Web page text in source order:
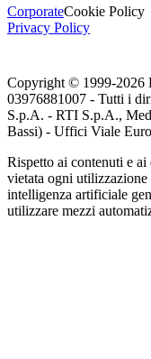
CorporateCookie Policy
Privacy Policy
Copyright © 1999-2026
03976881007 - Tutti i
S.p.A. - RTI S.p.A.,
Bassi) - Uffici Viale
Rispetto ai contenuti e
vietata ogni utilizzazione
intelligenza artificiale
utilizzare mezzi